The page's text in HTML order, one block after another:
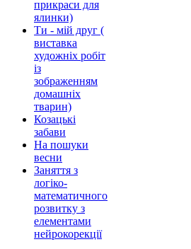
прикраси для
ялинки)
Ти - мій друг (
виставка
художніх робіт
із
зображенням
домашніх
тварин)
Козацькі
забави
На пошуки
весни
Заняття з
логіко-
математичного
розвитку з
елементами
нейрокорекції